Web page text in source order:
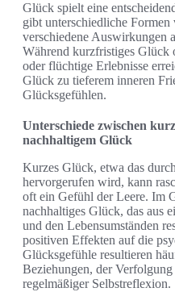
Glück spielt eine
gibt unterschiedliche
verschiedene Auswirkungen
Während kurzfristiges Glück
oder flüchtige Erlebnisse
Glück zu tieferem inneren
Glücksgefühlen.
Unterschiede zwischen
nachhaltigem Glück
Kurzes Glück, etwa das
hervorgerufen wird, kann
oft ein Gefühl der Leere. Im
nachhaltiges Glück, das aus
und den Lebensumständen
positiven Effekten auf die
Glücksgefühle resultieren
Beziehungen, der
regelmäßiger Selbstreflexion.